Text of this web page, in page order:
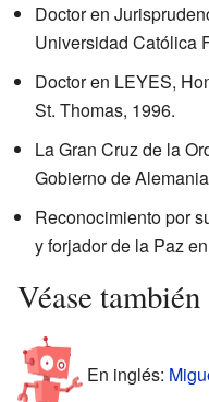
Doctor en
Universidad Católica
Doctor en LEYES,
St. Thomas, 1996.
La Gran Cruz de la
Gobierno de
Reconocimiento por
y forjador de la Paz
Véase también
En inglés: